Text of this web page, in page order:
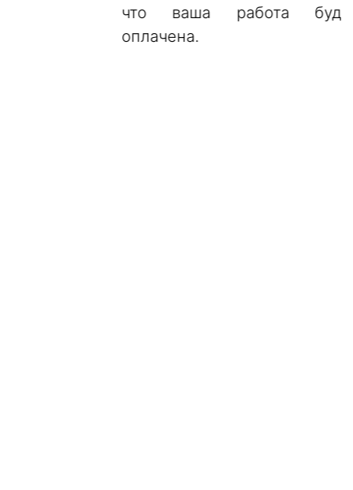
что ваша работа будет
оплачена.